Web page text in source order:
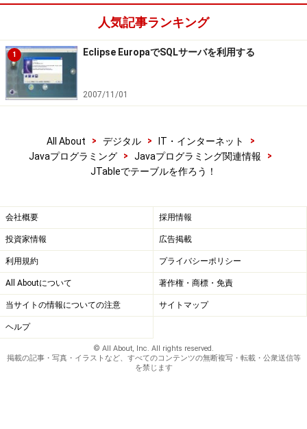
人気記事ランキング
1 Eclipse EuropaでSQLサーバを利用する
2007/11/01
All About > デジタル > IT・インターネット
>
Javaプログラミング
> Javaプログラミング関連情報
>
JTableでテーブルを作ろう！
会社概要 採用情報
投資家情報 広告掲載
利用規約 プライバシーポリシー
All Aboutについて 著作権・商標・免責
当サイトの情報についての注意 サイトマップ
ヘルプ
© All About, Inc. All rights reserved.
掲載の記事・写真・イラストなど、すべてのコンテンツの無断複写・転載・公衆送信等
を禁じます